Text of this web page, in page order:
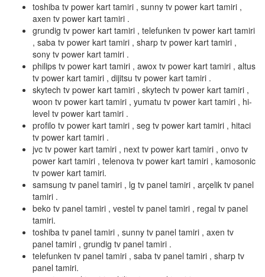
toshiba tv power kart tamiri , sunny tv power kart tamiri ,
axen tv power kart tamiri .
grundig tv power kart tamiri , telefunken tv power kart tamiri
, saba tv power kart tamiri , sharp tv power kart tamiri ,
sony tv power kart tamiri .
philips tv power kart tamiri , awox tv power kart tamiri , altus
tv power kart tamiri , dijitsu tv power kart tamiri .
skytech tv power kart tamiri , skytech tv power kart tamiri ,
woon tv power kart tamiri , yumatu tv power kart tamiri , hi-
level tv power kart tamiri .
profilo tv power kart tamiri , seg tv power kart tamiri , hitaci
tv power kart tamiri .
jvc tv power kart tamiri , next tv power kart tamiri , onvo tv
power kart tamiri , telenova tv power kart tamiri , kamosonic
tv power kart tamiri.
samsung tv panel tamiri , lg tv panel tamiri , arçelik tv panel
tamiri .
beko tv panel tamiri , vestel tv panel tamiri , regal tv panel
tamiri.
toshiba tv panel tamiri , sunny tv panel tamiri , axen tv
panel tamiri , grundig tv panel tamiri .
telefunken tv panel tamiri , saba tv panel tamiri , sharp tv
panel tamiri.